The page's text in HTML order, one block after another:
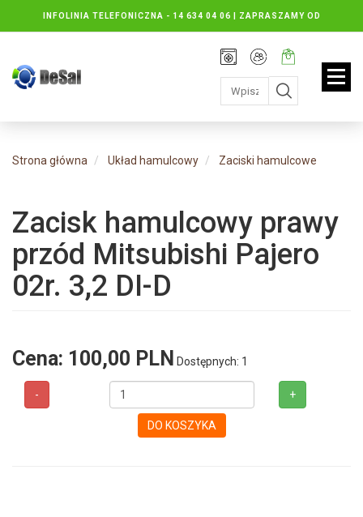
INFOLINIA TELEFONICZNA - 14 634 04 06 | ZAPRASZAMY OD
PONIEDZIAŁKU DO PIĄTKU : 8.30 DO 16.30, SOBOTY: 8.30 DO 13.00
Rejestracja
Moje
konto
Twój
koszyk:
jest
pusty
Strona główna Układ hamulcowy Zaciski hamulcowe
Zacisk hamulcowy prawy
przód Mitsubishi Pajero
02r. 3,2 DI-D
Cena: 100,00 PLN Dostępnych: 1
- +
DO KOSZYKA